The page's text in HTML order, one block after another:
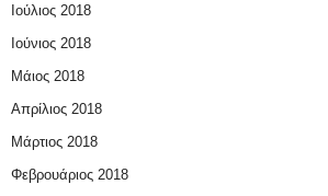
Ιούλιος 2018
Ιούνιος 2018
Μάιος 2018
Απρίλιος 2018
Μάρτιος 2018
Φεβρουάριος 2018